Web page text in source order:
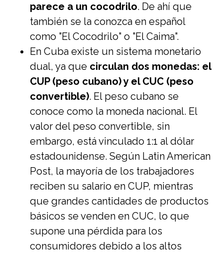
parece a un cocodrilo. De ahí que
también se la conozca en español
como "El Cocodrilo" o "El Caima".
En Cuba existe un sistema monetario
dual, ya que circulan dos monedas: el
CUP (peso cubano) y el CUC (peso
convertible). El peso cubano se
conoce como la moneda nacional. El
valor del peso convertible, sin
embargo, está vinculado 1:1 al dólar
estadounidense. Según Latin American
Post, la mayoría de los trabajadores
reciben su salario en CUP, mientras
que grandes cantidades de productos
básicos se venden en CUC, lo que
supone una pérdida para los
consumidores debido a los altos